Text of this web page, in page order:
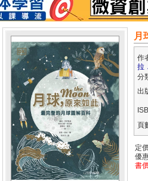
月
作
拉
分
出
頁
定
優
書